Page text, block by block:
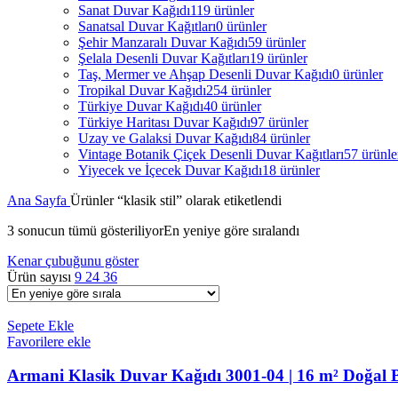
Sanat Duvar Kağıdı119 ürünler
Sanatsal Duvar Kağıtları0 ürünler
Şehir Manzaralı Duvar Kağıdı59 ürünler
Şelala Desenli Duvar Kağıtları19 ürünler
Taş, Mermer ve Ahşap Desenli Duvar Kağıdı0 ürünler
Tropikal Duvar Kağıdı254 ürünler
Türkiye Duvar Kağıdı40 ürünler
Türkiye Haritası Duvar Kağıdı97 ürünler
Uzay ve Galaksi Duvar Kağıdı84 ürünler
Vintage Botanik Çiçek Desenli Duvar Kağıtları57
Yiyecek ve İçecek Duvar Kağıdı18 ürünler
Ana Sayfa Ürünler “klasik stil” olarak etiketlendi
3 sonucun tümü gösteriliyorEn yeniye göre sıralandı
Kenar çubuğunu göster
Ürün sayısı 9 24 36
Sepete Ekle
Favorilere ekle
Armani Klasik Duvar Kağıdı 3001-04 | 16 m² Doğal